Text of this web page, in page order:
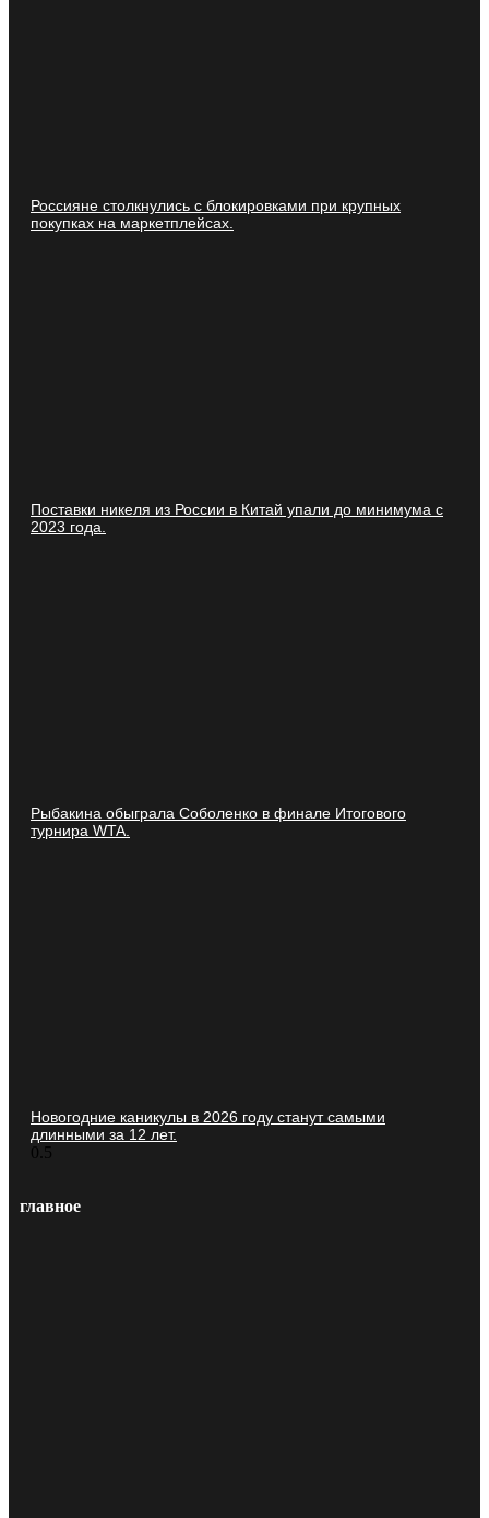
Россияне столкнулись с блокировками при крупных
покупках на маркетплейсах.
Поставки никеля из России в Китай упали до минимума с
2023 года.
Рыбакина обыграла Соболенко в финале Итогового
турнира WTA.
Новогодние каникулы в 2026 году станут самыми
длинными за 12 лет.
главное